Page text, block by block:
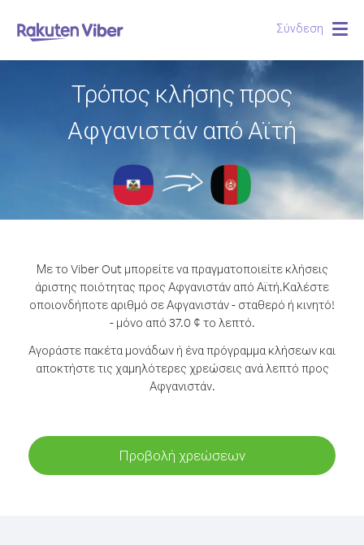
Σύνδεση
Τρόπος κλήσης προς
Αφγανιστάν από Αϊτή
Με το Viber Out μπορείτε να πραγματοποιείτε κλήσεις
άριστης ποιότητας προς Αφγανιστάν από Αϊτή.Καλέστε
οποιονδήποτε αριθμό σε Αφγανιστάν - σταθερό ή κινητό!
- μόνο από 37.0 ¢ το λεπτό.
Αγοράστε πακέτα μονάδων ή ένα πρόγραμμα κλήσεων και
αποκτήστε τις χαμηλότερες χρεώσεις ανά λεπτό προς
Αφγανιστάν.
Προβολή χρεώσεων